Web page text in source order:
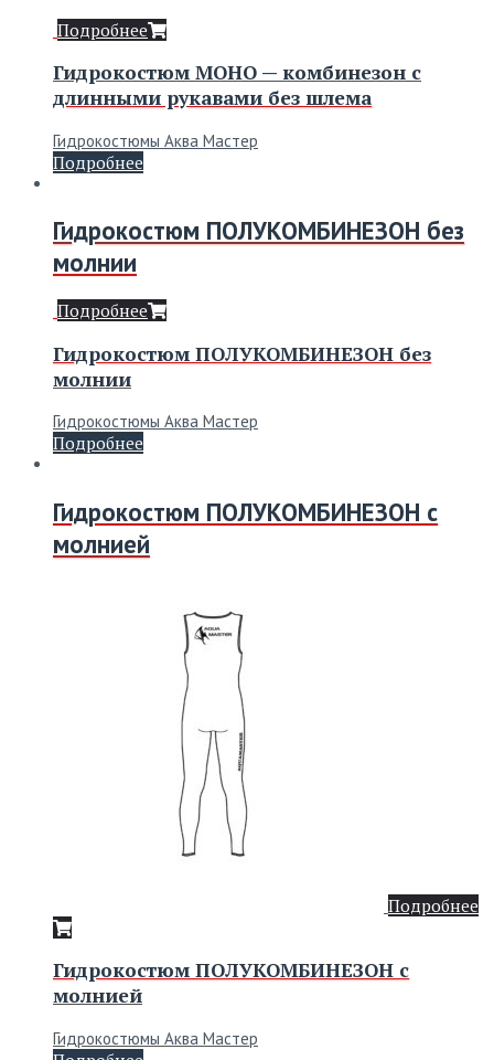
Подробнее
Гидрокостюм МОНО — комбинезон с
длинными рукавами без шлема
Гидрокостюмы Аква Мастер
Подробнее
Гидрокостюм ПОЛУКОМБИНЕЗОН без
молнии
Подробнее
Гидрокостюм ПОЛУКОМБИНЕЗОН без
молнии
Гидрокостюмы Аква Мастер
Подробнее
Гидрокостюм ПОЛУКОМБИНЕЗОН с
молнией
Подробнее
Гидрокостюм ПОЛУКОМБИНЕЗОН с
молнией
Гидрокостюмы Аква Мастер